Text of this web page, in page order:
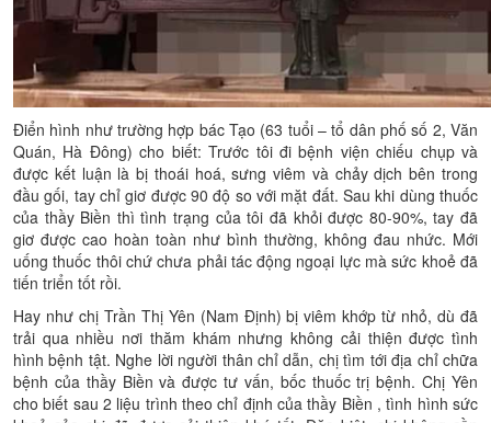
Điển hình như trường hợp bác Tạo (63 tuổi – tổ dân phố số 2, Văn
Quán, Hà Đông) cho biết: Trước tôi đi bệnh viện chiếu chụp và
được kết luận là bị thoái hoá, sưng viêm và chảy dịch bên trong
đầu gối, tay chỉ giơ được 90 độ so với mặt đất. Sau khi dùng thuốc
của thầy Biền thì tình trạng của tôi đã khỏi được 80-90%, tay đã
giơ được cao hoàn toàn như bình thường, không đau nhức. Mới
uống thuốc thôi chứ chưa phải tác động ngoại lực mà sức khoẻ đã
tiến triển tốt rồi.
Hay như chị Trần Thị Yên (Nam Định) bị viêm khớp từ nhỏ, dù đã
trải qua nhiều nơi thăm khám nhưng không cải thiện được tình
hình bệnh tật. Nghe lời người thân chỉ dẫn, chị tìm tới địa chỉ chữa
bệnh của thầy Biền và được tư vấn, bốc thuốc trị bệnh. Chị Yên
cho biết sau 2 liệu trình theo chỉ định của thầy Biền , tình hình sức